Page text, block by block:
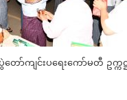
ပွဲတော်ကျင်းပရေးကော်မတီ ဥက္